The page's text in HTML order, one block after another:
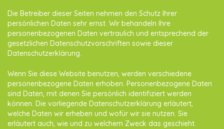
Die Betreiber dieser Seiten nehmen den Schutz Ihrer
persönlichen Daten sehr ernst. Wir behandeln Ihre
personenbezogenen Daten vertraulich und entsprechend der
gesetzlichen Datenschutzvorschriften sowie dieser
Datenschutzerklärung.
Wenn Sie diese Website benutzen, werden verschiedene
personenbezogene Daten erhoben. Personenbezogene Daten
sind Daten, mit denen Sie persönlich identifiziert werden
können. Die vorliegende Datenschutzerklärung erläutert,
welche Daten wir erheben und wofür wir sie nutzen. Sie
erläutert auch, wie und zu welchem Zweck das geschieht.